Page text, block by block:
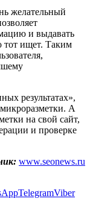
желательный
и выдавать
тот ищет. Таким
результатах»,
А
на свой сайт,
и проверке
www.seonews.ru
TelegramViber